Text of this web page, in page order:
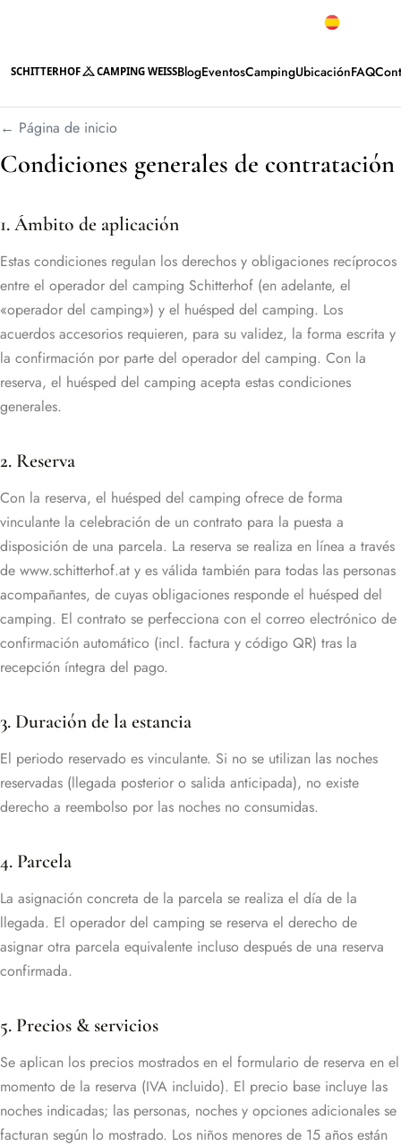
SCHITTERHOF CAMPING WEISSBlogEventosCampingUbicaciónFAQ
← Página de inicio
Condiciones generales de contratación
1. Ámbito de aplicación
Estas condiciones regulan los derechos y obligaciones recíprocos
entre el operador del camping Schitterhof (en adelante, el
«operador del camping») y el huésped del camping. Los
acuerdos accesorios requieren, para su validez, la forma escrita y
la confirmación por parte del operador del camping. Con la
reserva, el huésped del camping acepta estas condiciones
generales.
2. Reserva
Con la reserva, el huésped del camping ofrece de forma
vinculante la celebración de un contrato para la puesta a
disposición de una parcela. La reserva se realiza en línea a través
de www.schitterhof.at y es válida también para todas las personas
acompañantes, de cuyas obligaciones responde el huésped del
camping. El contrato se perfecciona con el correo electrónico de
confirmación automático (incl. factura y código QR) tras la
recepción íntegra del pago.
3. Duración de la estancia
El periodo reservado es vinculante. Si no se utilizan las noches
reservadas (llegada posterior o salida anticipada), no existe
derecho a reembolso por las noches no consumidas.
4. Parcela
La asignación concreta de la parcela se realiza el día de la
llegada. El operador del camping se reserva el derecho de
asignar otra parcela equivalente incluso después de una reserva
confirmada.
5. Precios & servicios
Se aplican los precios mostrados en el formulario de reserva en el
momento de la reserva (IVA incluido). El precio base incluye las
noches indicadas; las personas, noches y opciones adicionales se
facturan según lo mostrado. Los niños menores de 15 años están